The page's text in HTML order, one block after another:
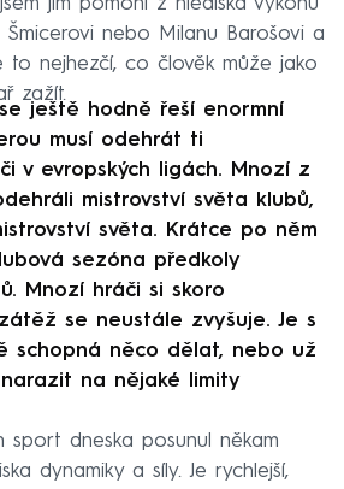
nebo Milanu Barošovi a
to nejhezčí, co člověk může jako
zažít.
ještě hodně řeší enormní
musí odehrát ti
v evropských ligách. Mnozí z
mistrovství světa klubů,
světa. Krátce po něm
sezóna předkoly
Mnozí hráči si skoro
se neustále zvyšuje. Je s
schopná něco dělat, nebo už
na nějaké limity
sport dneska posunul někam
dynamiky a síly. Je rychlejší,